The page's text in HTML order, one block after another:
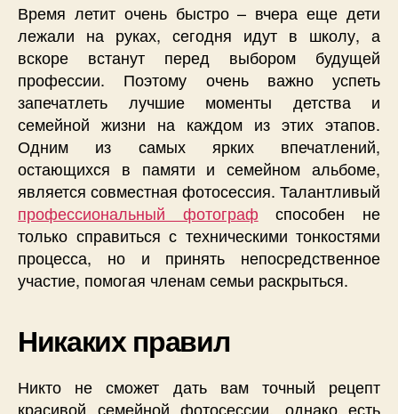
Время летит очень быстро – вчера еще дети
лежали на руках, сегодня идут в школу, а
вскоре встанут перед выбором будущей
профессии. Поэтому очень важно успеть
запечатлеть лучшие моменты детства и
семейной жизни на каждом из этих этапов.
Одним из самых ярких впечатлений,
остающихся в памяти и семейном альбоме,
является совместная фотосессия. Талантливый
профессиональный фотограф способен не
только справиться с техническими тонкостями
процесса, но и принять непосредственное
участие, помогая членам семьи раскрыться.
Никаких правил
Никто не сможет дать вам точный рецепт
красивой семейной фотосессии, однако есть